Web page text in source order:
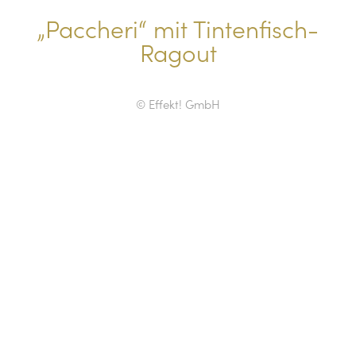
„Paccheri“ mit Tintenfisch-
Ragout
© Effekt! GmbH